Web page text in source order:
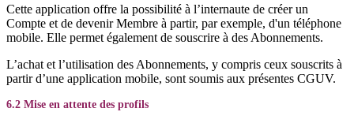
Cette application offre la possibilité à l’internaute de créer un
Compte et de devenir Membre à partir, par exemple, d'un téléphone
mobile. Elle permet également de souscrire à des Abonnements.
L’achat et l’utilisation des Abonnements, y compris ceux souscrits à
partir d’une application mobile, sont soumis aux présentes CGUV.
6.2 Mise en attente des profils